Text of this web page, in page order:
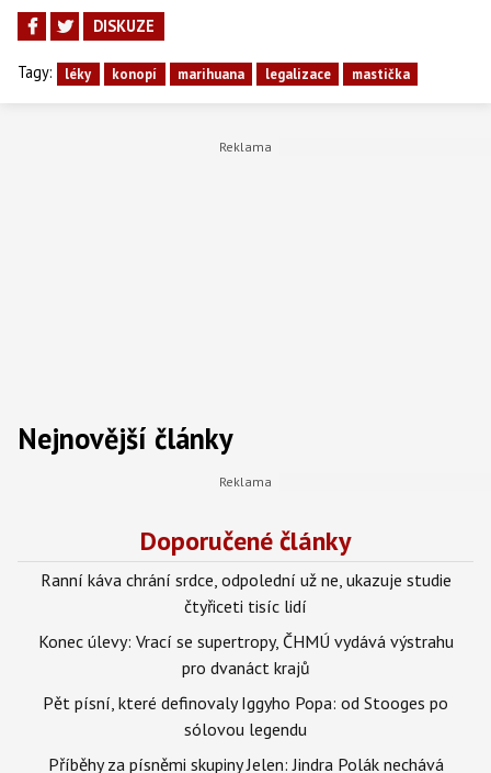
DISKUZE
Tagy: léky konopí marihuana legalizace mastička
Nejnovější články
Doporučené články
Ranní káva chrání srdce, odpolední už ne, ukazuje studie
čtyřiceti tisíc lidí
Konec úlevy: Vrací se supertropy, ČHMÚ vydává výstrahu
pro dvanáct krajů
Pět písní, které definovaly Iggyho Popa: od Stooges po
sólovou legendu
Příběhy za písněmi skupiny Jelen: Jindra Polák nechává